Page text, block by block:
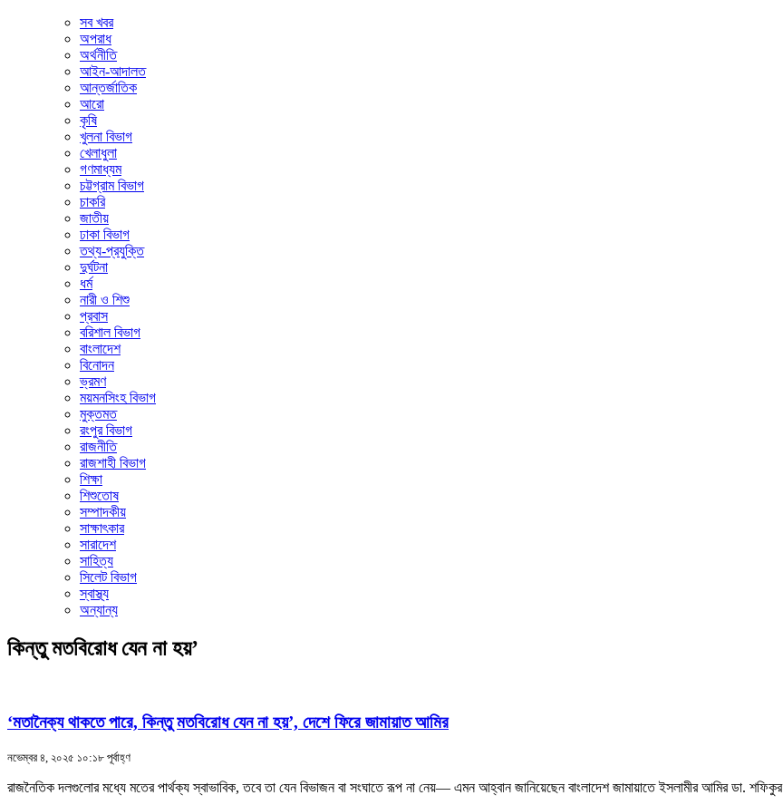
সব খবর
অপরাধ
অর্থনীতি
আইন-আদালত
আন্তর্জাতিক
আরো
কৃষি
খুলনা বিভাগ
খেলাধুলা
গণমাধ্যম
চট্টগ্রাম বিভাগ
চাকরি
জাতীয়
ঢাকা বিভাগ
তথ্য-প্রযুক্তি
দুর্ঘটনা
ধর্ম
নারী ও শিশু
প্রবাস
বরিশাল বিভাগ
বাংলাদেশ
বিনোদন
ভ্রমণ
ময়মনসিংহ বিভাগ
মুক্তমত
রংপুর বিভাগ
রাজনীতি
রাজশাহী বিভাগ
শিক্ষা
শিশুতোষ
সম্পাদকীয়
সাক্ষাৎকার
সারাদেশ
সাহিত্য
সিলেট বিভাগ
স্বাস্থ্য
অন্যান্য
কিন্তু মতবিরোধ যেন না হয়’
‘মতানৈক্য থাকতে পারে, কিন্তু মতবিরোধ যেন না হয়’, দেশে ফিরে জামায়াত আমির
নভেম্বর ৪, ২০২৫ ১০:১৮ পূর্বাহ্ণ
রাজনৈতিক দলগুলোর মধ্যে মতের পার্থক্য স্বাভাবিক, তবে তা যেন বিভাজন বা সংঘাতে রূপ না নেয়— এমন আহ্বান জানিয়েছেন বাংলাদেশ জামায়াতে ইসলামীর আমির ডা.